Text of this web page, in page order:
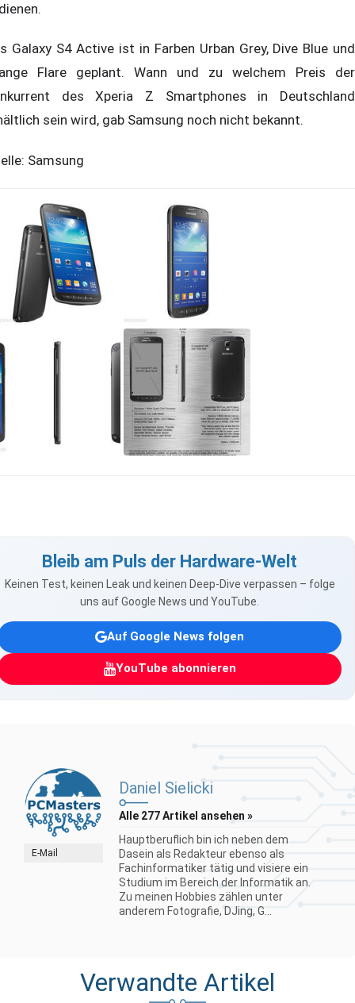
Galaxy S4 Active ist in Farben Urban Grey, Dive Blue und
Flare geplant. Wann und zu welchem Preis der
des Xperia Z Smartphones in Deutschland
sein wird, gab Samsung noch nicht bekannt.
Samsung
Bleib am Puls der Hardware-Welt
Keinen Test, keinen Leak und keinen Deep-Dive verpassen – folge
uns auf Google News und YouTube.
Auf Google News folgen
YouTube abonnieren
E-Mail
Daniel Sielicki
Alle 277 Artikel ansehen »
Hauptberuflich bin ich neben dem
Dasein als Redakteur ebenso als
Fachinformatiker tätig und visiere ein
Studium im Bereich der Informatik an.
Zu meinen Hobbies zählen unter
anderem Fotografie, DJing, G...
Verwandte Artikel